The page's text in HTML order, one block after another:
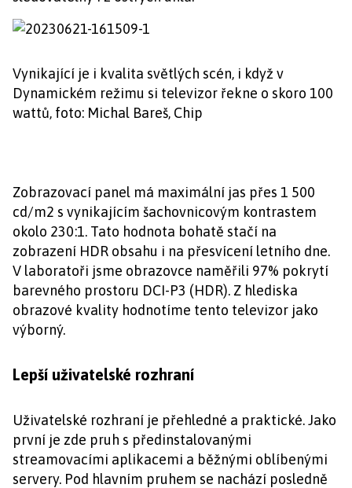
Vynikající je i kvalita světlých scén, i když v
Dynamickém režimu si televizor řekne o skoro 100
wattů, foto: Michal Bareš, Chip
Zobrazovací panel má maximální jas přes 1 500
cd/m2 s vynikajícím šachovnicovým kontrastem
okolo 230:1. Tato hodnota bohatě stačí na
zobrazení HDR obsahu i na přesvícení letního dne.
V laboratoři jsme obrazovce naměřili 97% pokrytí
barevného prostoru DCI-P3 (HDR). Z hlediska
obrazové kvality hodnotíme tento televizor jako
výborný.
Lepší uživatelské rozhraní
Uživatelské rozhraní je přehledné a praktické. Jako
první je zde pruh s předinstalovanými
streamovacími aplikacemi a běžnými oblíbenými
servery. Pod hlavním pruhem se nachází posledně